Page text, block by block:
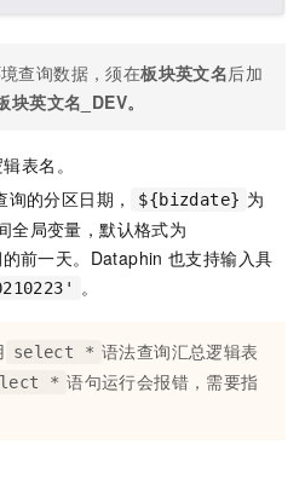
查询数据，须在板块英文名后加
块英文名 _DEV。
表名。
询的分区日期， ${bizdate} 为
全局变量，默认格式为
前一天。Dataphin 也支持输入具
。
select * 语法查询汇总逻辑表
* 语句运行会报错，需要指